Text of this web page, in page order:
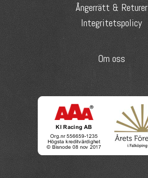
Ångerrätt & Returer
Integritetspolicy
Om oss